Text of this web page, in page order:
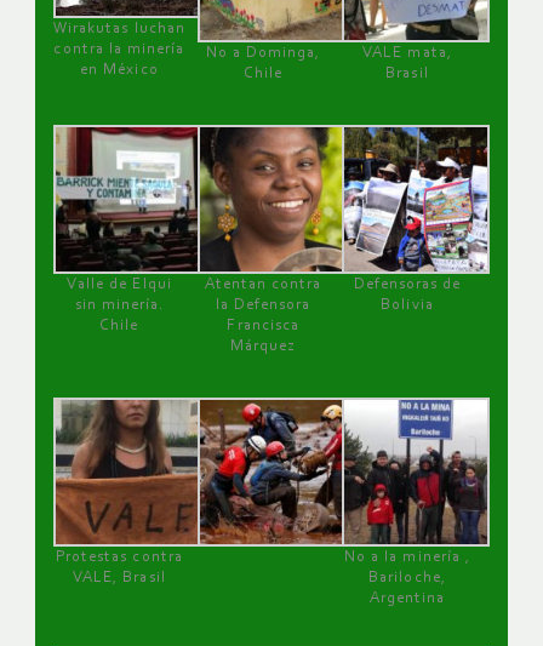
Wirakutas luchan
contra la minería
en México
No a Dominga,
Chile
VALE mata,
Brasil
Valle de Elqui
sin minería.
Chile
Atentan contra
la Defensora
Francisca
Márquez
Defensoras de
Bolivia
Protestas contra
VALE, Brasil
No a la minería ,
Bariloche,
Argentina